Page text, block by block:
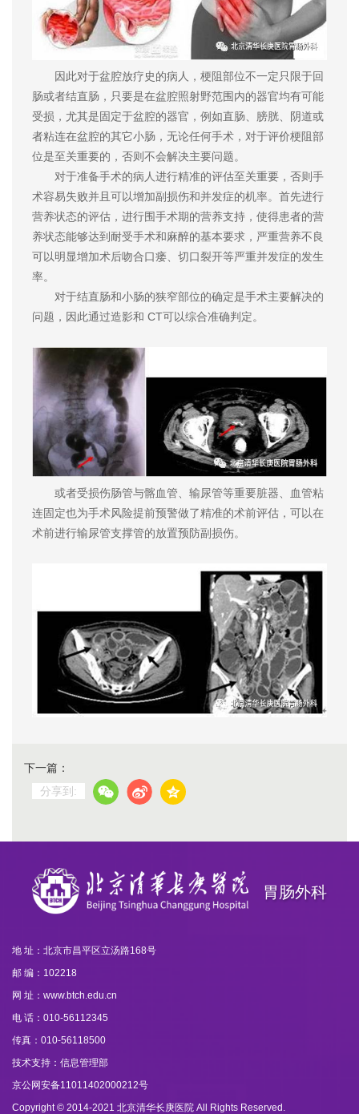
因此对于盆腔放疗史的病人，梗阻部位不一定只限于回
肠或者结直肠，只要是在盆腔照射野范围内的器官均有可能
受损，尤其是固定于盆腔的器官，例如直肠、膀胱、阴道或
者粘连在盆腔的其它小肠，无论任何手术，对于评价梗阻部
位是至关重要的，否则不会解决主要问题。
对于准备手术的病人进行精准的评估至关重要，否则手
术容易失败并且可以增加副损伤和并发症的机率。首先进行
营养状态的评估，进行围手术期的营养支持，使得患者的营
养状态能够达到耐受手术和麻醉的基本要求，严重营养不良
可以明显增加术后吻合口瘘、切口裂开等严重并发症的发生
率。
对于结直肠和小肠的狭窄部位的确定是手术主要解决的
问题，因此通过造影和 CT可以综合准确判定。
或者受损伤肠管与髂血管、输尿管等重要脏器、血管粘
连固定也为手术风险提前预警做了精准的术前评估，可以在
术前进行输尿管支撑管的放置预防副损伤。
下一篇：
分享到:
胃肠外科
地 址：北京市昌平区立汤路168号
邮 编：102218
网 址：www.btch.edu.cn
电 话：010-56112345
传真：010-56118500
技术支持：信息管理部
京公网安备11011402000212号
Copyright © 2014-2021 北京清华长庚医院 All Rights Reserved.